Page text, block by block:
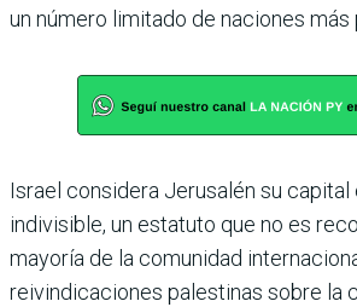
un número limitado de naciones más
Israel considera Jerusalén su capital
indivisible, un estatuto que no es
mayoría de la comunidad
reivindicaciones palestinas sobre la